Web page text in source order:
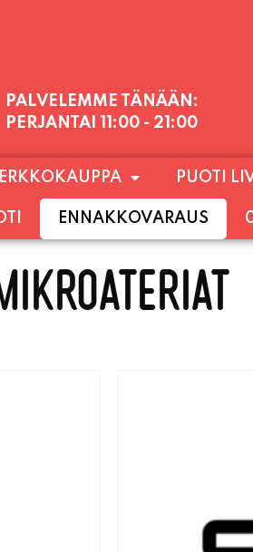
PALVELEMME TÄNÄÄN:
PERJANTAI 11:00 - 21:00
16.8. SAAKKA JONKA
ASTI
LÄMPIMÄSTI
PUOTI
ENNAKKOVARAUS